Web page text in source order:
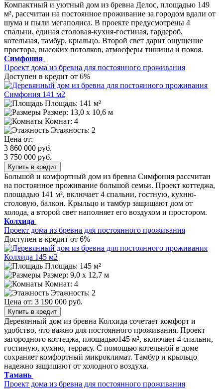
Компактный и уютный дом из бревна Делос, площадью 149
м², рассчитан на постоянное проживание за городом вдали от
шума и пыли мегаполиса. В проекте предусмотрены 4
спальни, единая столовая-кухня-гостиная, гардероб,
котельная, тамбур, крыльцо. Второй свет дарит ощущение
простора, высоких потолков, атмосферы тишины и покоя.
Симфония
Проект дома из бревна для постоянного проживания
Доступен в кредит от 6%
Площадь: 141 м²
Размер: 13,0 х 10,6 м
Комнат: 4
Этажность: 2
Цена от:
3 860 000 руб.
3 750 000 руб.
Купить в кредит
Большой и комфортный дом из бревна Симфония рассчитан
на постоянное проживание большой семьи. Проект коттеджа,
площадью 141 м², включает 4 спальни, гостную, кухню-
столовую, балкон. Крыльцо и тамбур защищают дом от
холода, а второй свет наполняет его воздухом и простором.
Колхида
Проект дома из бревна для постоянного проживания
Доступен в кредит от 6%
Площадь: 145 м²
Размер: 9,0 х 12,7 м
Комнат: 4
Этажность: 2
Цена от: 3 190 000 руб.
Купить в кредит
Деревянный дом из бревна Колхида сочетает комфорт и
удобство, что важно для постоянного проживания. Проект
загородного коттеджа, площадью145 м², включает 4 спальни,
гостиную, кухню, террасу. С помощью котельной в доме
сохраняет комфортный микроклимат. Тамбур и крыльцо
надежно защищают от холодного воздуха.
Тамань
Проект дома из бревна для постоянного проживания